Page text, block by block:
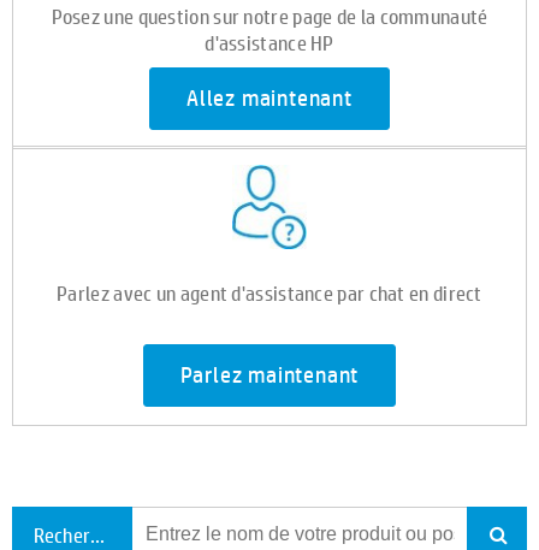
Posez une question sur notre page de la communauté
d'assistance HP
Allez maintenant
Parlez avec un agent d'assistance par chat en direct
Parlez maintenant
Rechercher tout le support